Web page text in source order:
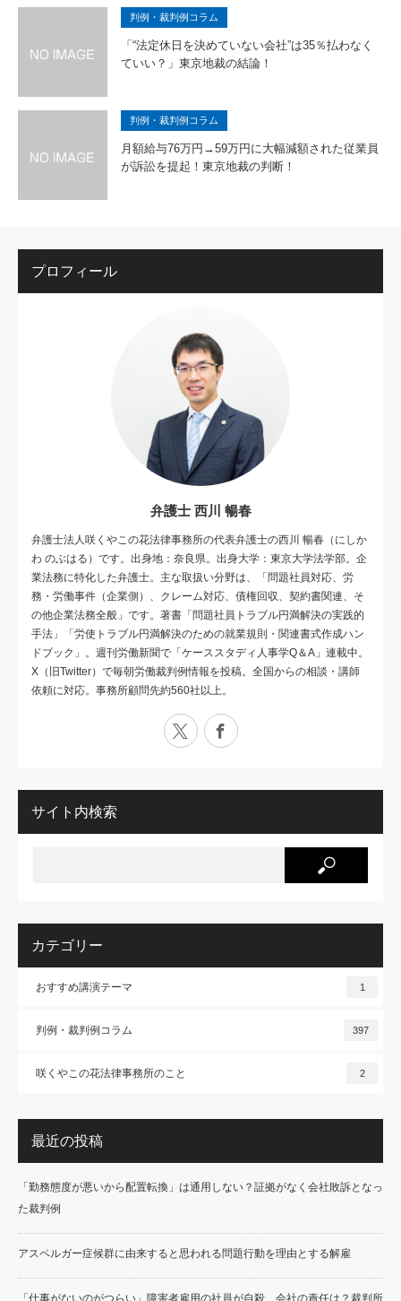
判例・裁判例コラム
「“法定休日を決めていない会社”は35％払わなく
ていい？」東京地裁の結論！
判例・裁判例コラム
月額給与76万円→59万円に大幅減額された従業員
が訴訟を提起！東京地裁の判断！
プロフィール
弁護士 西川 暢春
弁護士法人咲くやこの花法律事務所の代表弁護士の西川 暢春（にしか
わ のぶはる）です。出身地：奈良県。出身大学：東京大学法学部。企
業法務に特化した弁護士。主な取扱い分野は、「問題社員対応、労
務・労働事件（企業側）、クレーム対応、債権回収、契約書関連、そ
の他企業法務全般」です。著書「問題社員トラブル円満解決の実践的
手法」「労使トラブル円満解決のための就業規則・関連書式作成ハン
ドブック」。週刊労働新聞で「ケーススタディ人事学Q＆A」連載中。
X（旧Twitter）で毎朝労働裁判例情報を投稿。全国からの相談・講師
依頼に対応。事務所顧問先約560社以上。
X Facebook
サイト内検索
カテゴリー
おすすめ講演テーマ 1
判例・裁判例コラム 397
咲くやこの花法律事務所のこと 2
最近の投稿
「勤務態度が悪いから配置転換」は通用しない？証拠がなく会社敗訴となっ
た裁判例
アスペルガー症候群に由来すると思われる問題行動を理由とする解雇
「仕事がないのがつらい」障害者雇用の社員が自殺…会社の責任は？裁判所